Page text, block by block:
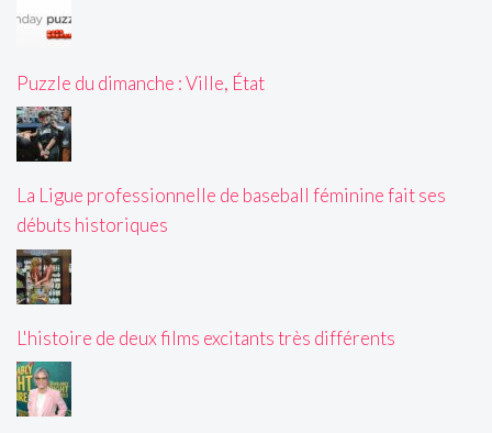
Puzzle du dimanche : Ville, État
La Ligue professionnelle de baseball féminine fait ses
débuts historiques
L'histoire de deux films excitants très différents